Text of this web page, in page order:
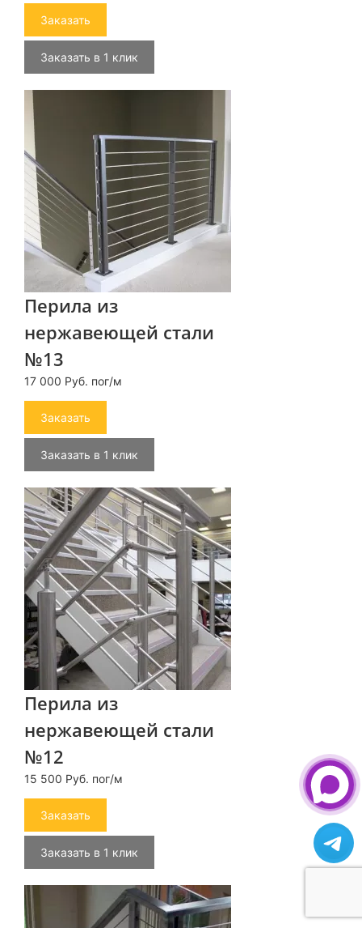
Заказать
Заказать в 1 клик
Перила из
нержавеющей стали
№13
17 000 Руб. пог/м
Заказать
Заказать в 1 клик
Перила из
нержавеющей стали
№12
15 500 Руб. пог/м
Заказать
Заказать в 1 клик